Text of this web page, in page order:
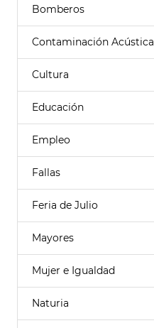
Bomberos
Contaminación Acústica
Cultura
Educación
Empleo
Fallas
Feria de Julio
Mayores
Mujer e Igualdad
Naturia